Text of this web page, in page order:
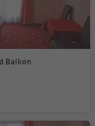
Balkon